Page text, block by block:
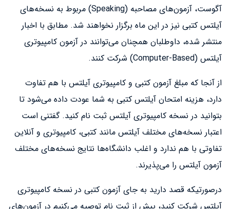
آگوست، آزمون‌های مصاحبه (Speaking) مربوط به نسخه‌های
آیلتس کتبی نیز در این ماه برگزار نخواهند شد. مطابق با اخبار
منتشر شده، داوطلبان همچنان می‌توانند در آزمون کامپیوتری
آیلتس (Computer-Based) شرکت کنند.
از آنجا که مبلغ آزمون کتبی و کامپیوتری آیلتس با هم تفاوت
دارد، هزینه امتحان آیلتس کتبی به شما عودت داده می‌شود تا
بتوانید در نسخه کامپیوتری آیلتس ثبت نام کنید. گفتنی است
اعتبار نسخه‌های مختلف آیلتس مانند کتبی، کامپیوتری و آنلاین
تفاوتی با هم ندارد و اغلب دانشگاه‌ها نتایج نسخه‌های مختلف
آزمون آیلتس را می‌پذیرند.
درصورتیکه قصد دارید به جای آزمون کتبی در نسخه کامپیوتری
آیلتس شرکت کنید، پیش از ثبت نام توصیه می‌کنیم در آزمون‌های